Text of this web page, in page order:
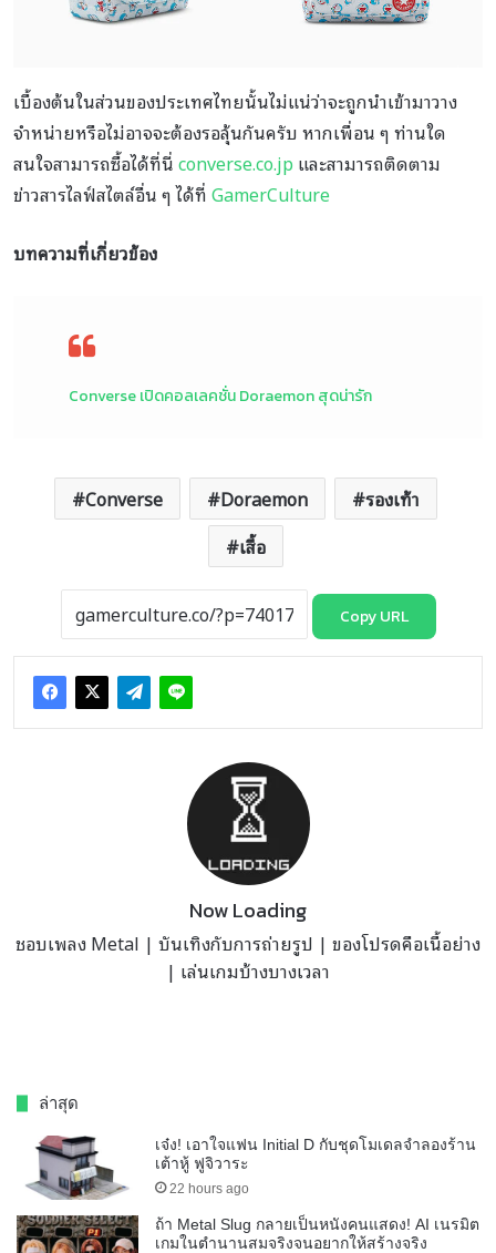
เบื้องต้นในส่วนของประเทศไทยนั้นไม่แน่ว่าจะถูกนำเข้ามาวาง
จำหน่ายหรือไม่อาจจะต้องรอลุ้นกันครับ หากเพื่อน ๆ ท่านใด
สนใจสามารถซื้อได้ที่นี่converse.co.jp และสามารถติดตาม
ข่าวสารไลฟ์สไตล์อื่น ๆ ได้ที่GamerCulture
บทความที่เกี่ยวข้อง
Converse เปิดคอลเลคชั่น Doraemon สุดน่ารัก
Converse Doraemon
รองเท้า
เสื้อ
Copy URL
Now Loading
ชอบเพลง Metal | บันเทิงกับการถ่ายรูป | ของโปรดคือเนื้อย่าง
| เล่นเกมบ้างบางเวลา
ล่าสุด
เจ๋ง! เอาใจแฟน Initial D กับชุดโมเดลจำลองร้าน
เต้าหู้ ฟูจิวาระ
22 hours ago
ถ้า Metal Slug กลายเป็นหนังคนแสดง! AI เนรมิต
เกมในตำนานสมจริงจนอยากให้สร้างจริง